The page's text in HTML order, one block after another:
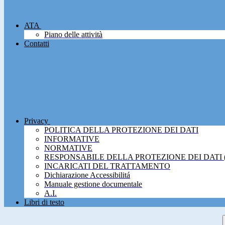
ATA
Piano delle attività
Contatti
Privacy
POLITICA DELLA PROTEZIONE DEI DATI
INFORMATIVE
NORMATIVE
RESPONSABILE DELLA PROTEZIONE DEI DATI
INCARICATI DEL TRATTAMENTO
Dichiarazione Accessibilitá
Manuale gestione documentale
A.I.
Libri di testo